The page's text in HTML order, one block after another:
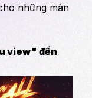
những màn
view" đến